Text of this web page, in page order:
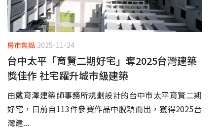
房市焦點 2025-11-24
台中太平「育賢二期好宅」奪2025台灣建築
獎佳作 社宅躍升城市級建築
由戴育澤建築師事務所規劃設計的台中市太平育賢二期
好宅，日前自113件參賽作品中脫穎而出，獲得2025台
灣建...